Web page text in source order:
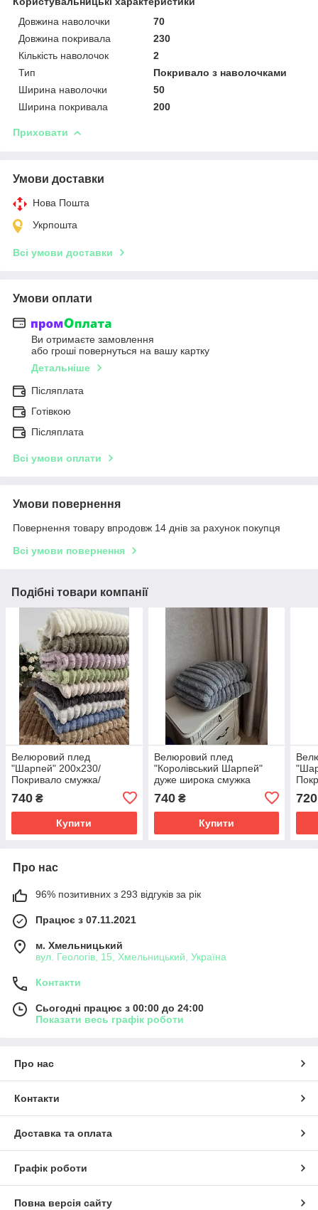
Довжина наволочки
70
Довжина покривала
230
Кількість наволочок
2
Тип
Покривало з наволочками
Ширина наволочки
50
Ширина покривала
200
Приховати
Умови доставки
Нова Пошта
Укрпошта
Всі умови доставки
Умови оплати
Ви отримаєте замовлення
або гроші повернуться на вашу картку
Детальніше
Післяплата
Готівкою
Післяплата
Всі умови оплати
Умови повернення
Повернення товару впродовж 14 днів за рахунок покупця
Всі умови повернення
Подібні товари компанії
Велюровий плед
"Шарпей" 200х230/
Покривало смужка/
740 ₴
Купити
Велюровий плед
"Королівський Шарпей"
дуже широка смужка
смужка/Велюрове
покривало
740₴
Купити
720
Про нас
96% позитивних з 293 відгуків за рік
Працює з 07.11.2021
м. Хмельницький
вул. Геологів, 15, Хмельницький, Україна
Контакти
Сьогодні працює з 00:00 до 24:00
Показати весь графік роботи
Про нас
Контакти
Доставка та оплата
Графік роботи
Повна версія сайту